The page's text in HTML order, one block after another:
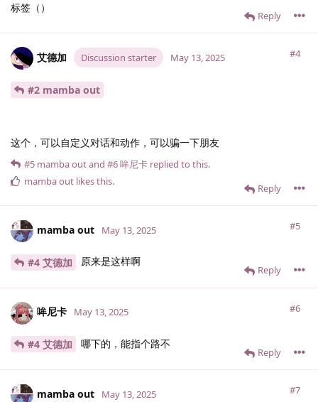
标签（）
Reply
艾德加 Discussion starter #4
May 13, 2025
#2 mamba out
这个，可以自定义对话和动作，可以骗一下朋友
Reply
#5 mamba outand #6哞尼卡 replied to this.
mamba out likes this.
mamba out #5
May 13, 2025
#4 艾德加 原来是这样啊
Reply
哞尼卡 #6
May 13, 2025
#4 艾德加 哪下的，能指个路不
Reply
mamba out #7
May 13, 2025